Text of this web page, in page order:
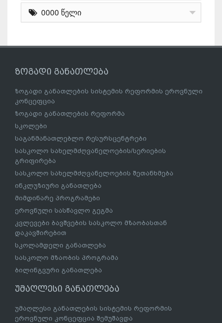
0000 წელი
ზოგადი განათლება
ზოგადი განათლების სისტემის რეფორმის ეროვნული
კონცეფცია
ზოგადი განათლების რეფორმა
სკოლები
საგანმანათლებლო რესურსცენტრები
სასკოლო სახელმძღვანელოების/სერიების
გრიფირება
სასკოლო სახელმძღვანელოების შეთანხმება
ინკლუზიური განათლება
მიმდინარე პროგრამები
ეროვნული სასწავლო გეგმა
კვლევები ბავშვების სასკოლო მზაობასთან
დაკავშირებით
სკოლამდელი განათლება
სასკოლო მზაობის პროგრამა
ბილინგვური განათლება
უმაღლესი განათლება
უმაღლესი განათლების სისტემის რეფორმის
ეროვნული კონცეფცია შემუშავდა